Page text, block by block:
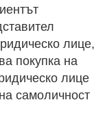
лице,
покупка на
лице
самоличност